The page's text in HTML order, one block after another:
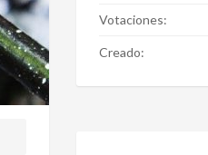
Votaciones:
Creado: